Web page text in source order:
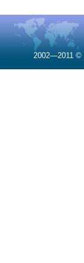
2002—2011 ©